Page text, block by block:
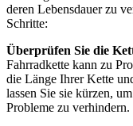
deren Lebensdauer zu
Schritte:
Überprüfen Sie die
Fahrradkette kann zu
die Länge Ihrer Kette
lassen Sie sie kürzen,
Probleme zu verhindern.